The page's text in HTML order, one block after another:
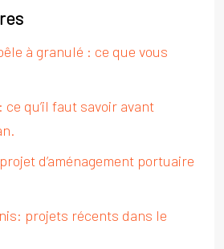
à granulé : ce que vous
qu’il faut savoir avant
d’aménagement portuaire
projets récents dans le